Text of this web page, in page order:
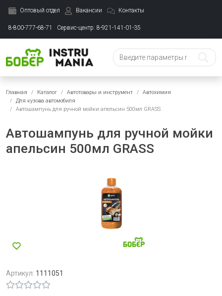
Оптовый отдел Вакансии Контакты
8-800-777-68-71 Сервис-центр: 8-921-141-01-35
Главная Каталог Автотовары и инструмент
Автохимия
Для кузова автомобиля
Автошампунь для ручной мойки апельсин 500мл GRASS
Автошампунь для ручной мойки
апельсин 500мл GRASS
Артикул: 1111051